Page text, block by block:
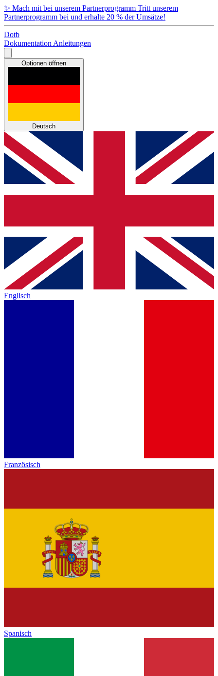
✨ Mach mit bei unserem Partnerprogramm Tritt unserem
Partnerprogramm bei und erhalte 20 % der Umsätze!
Dotb
Dokumentation Anleitungen
Optionen öffnen
Deutsch
Englisch
Französisch
Spanisch